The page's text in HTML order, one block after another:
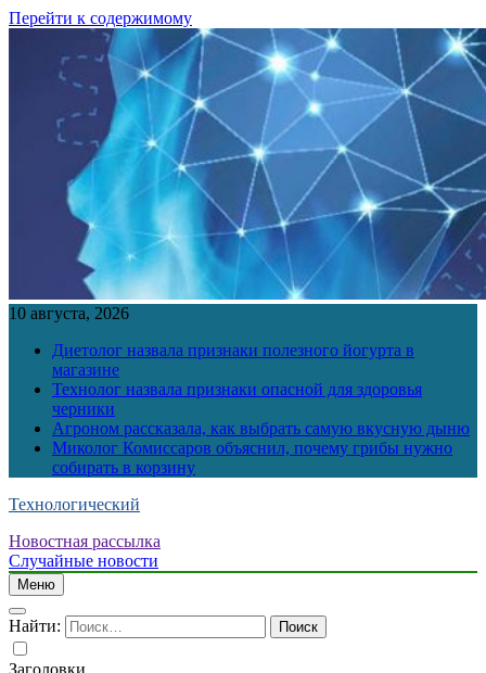
Перейти к содержимому
10 августа, 2026
Диетолог назвала признаки полезного йогурта в
магазине
Технолог назвала признаки опасной для здоровья
черники
Агроном рассказала, как выбрать самую вкусную дыню
Миколог Комиссаров объяснил, почему грибы нужно
собирать в корзину
Технологический
Новостная рассылка
Случайные новости
Меню
Найти:
Заголовки